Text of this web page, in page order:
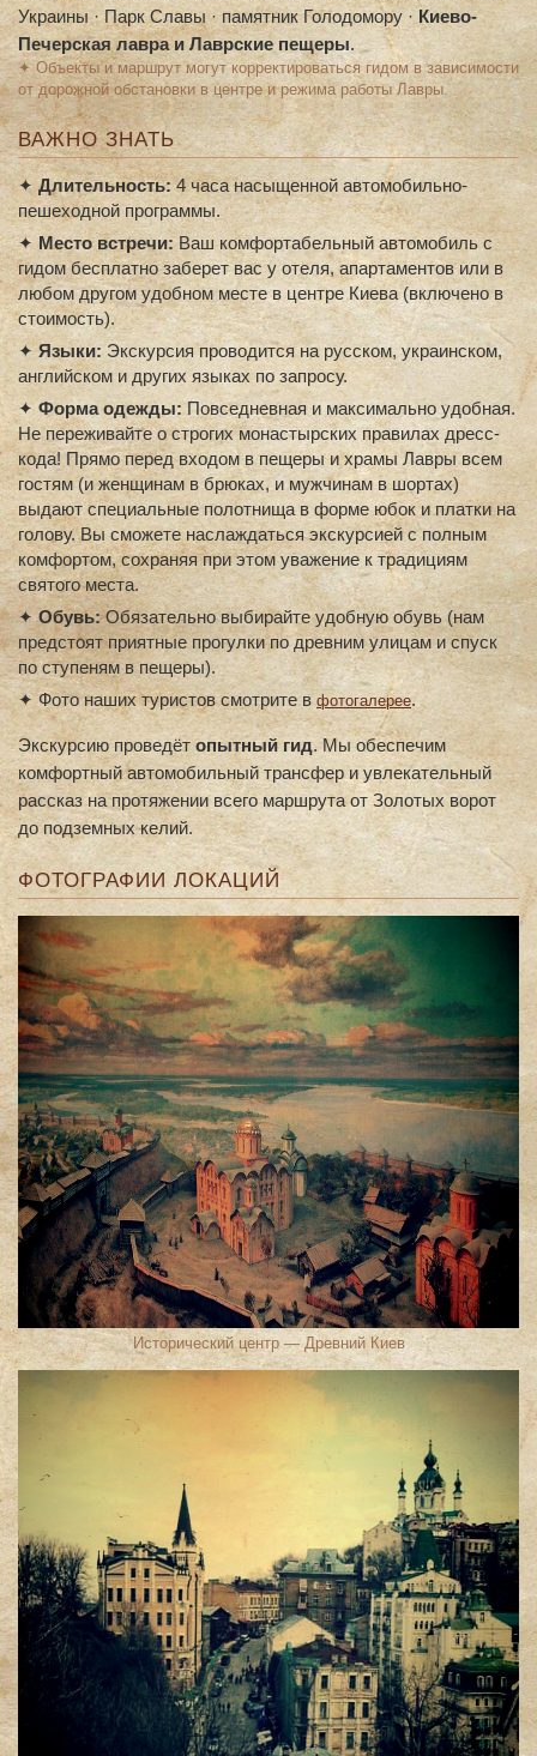
Украины · Парк Славы · памятник Голодомору · Киево-
Печерская лавра и Лаврские пещеры.
✦ Объекты и маршрут могут корректироваться гидом в зависимости
от дорожной обстановки в центре и режима работы Лавры.
ВАЖНО ЗНАТЬ
✦Длительность:4 часа насыщенной автомобильно-
пешеходной программы.
✦Место встречи:Ваш комфортабельный автомобиль с
гидом бесплатно заберет вас у отеля, апартаментов или в
любом другом удобном месте в центре Киева (включено в
стоимость).
✦Языки: Экскурсия проводится на русском, украинском,
английском и других языках по запросу.
✦ Форма одежды:Повседневная и максимально удобная.
Не переживайте о строгих монастырских правилах дресс-
кода! Прямо перед входом в пещеры и храмы Лавры всем
гостям (и женщинам в брюках, и мужчинам в шортах)
выдают специальные полотнища в форме юбок и платки на
голову. Вы сможете наслаждаться экскурсией с полным
комфортом, сохраняя при этом уважение к традициям
святого места.
✦Обувь:Обязательно выбирайте удобную обувь (нам
предстоят приятные прогулки по древним улицам и спуск
по ступеням в пещеры).
✦ Фото наших туристов смотрите в фотогалерее.
Экскурсию проведёт опытный гид. Мы обеспечим
комфортный автомобильный трансфер и увлекательный
рассказ на протяжении всего маршрута от Золотых ворот
до подземных келий.
ФОТОГРАФИИ ЛОКАЦИЙ
Исторический центр — Древний Киев